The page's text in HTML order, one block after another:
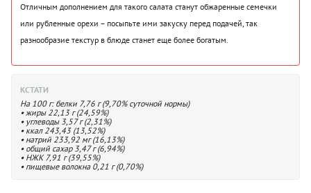
Отличным дополнением для такого салата станут обжаренные семечки
или рубленные орехи – посыпьте ими закуску перед подачей, так
разнообразие текстур в блюде станет еще более богатым.
КСТАТИ
На 100 г: белки 7,76 г (9,70% суточной нормы)
• жиры 22,13 г (24,59%)
• углеводы 3,57 г (2,31%)
• ккал 243,43 (13,52%)
• натрий 233,92 мг (16,13%)
• общий сахар 3,47 г (6,94%)
• НЖК 7,91 г (39,55%)
• пищевые волокна 0,21 г (0,70%)